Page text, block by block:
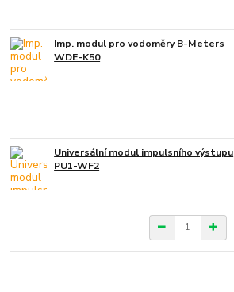
Imp. modul pro vodoměry B-Meters
WDE-K50
Universální modul impulsního výstupu
PU1-WF2